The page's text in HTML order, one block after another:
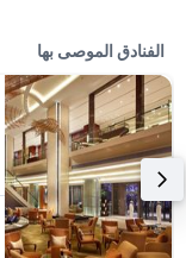
الفنادق الموصى بها